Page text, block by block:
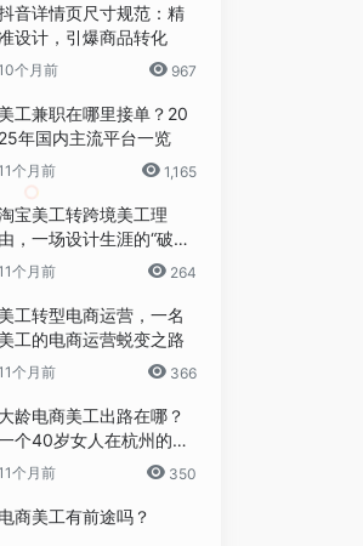
，每周都会添加更多图片。他们是一个独立的网
也没啥惊艳的，不过要知道，这是开源免费软件，
可。
，输入自拍，再选择油画滤镜即可生成一张你的古
音详情页尺寸规范：精
设计，引爆商品转化
个月前 967
美工兼职在哪里接单？20
25年国内主流平台一览
个月前 1,165
宝美工转跨境美工理
由，一场设计生涯的“破圈”
之旅个月前 264
美工转型电商运营，一名
美工的电商运营蜕变之路
个月前 366
大龄电商美工出路在哪？
个40岁女人在杭州的破
局日记
个月前 350
电商美工有前途吗？